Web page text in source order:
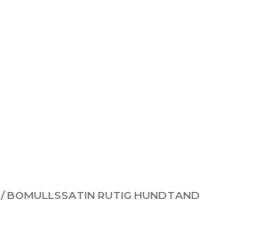
/ BOMULLSSATIN RUTIG HUNDTAND